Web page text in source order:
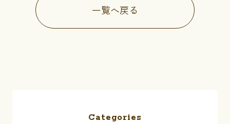
一覧へ戻る
Categories